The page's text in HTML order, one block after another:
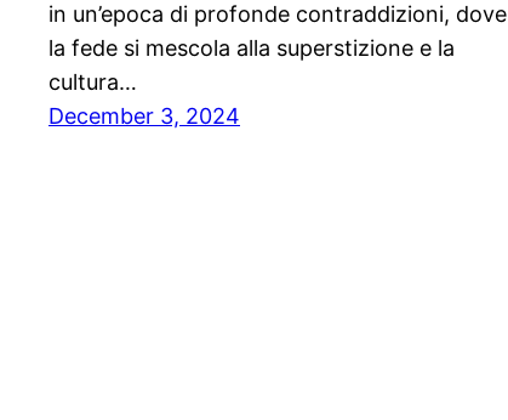
in un’epoca di profonde contraddizioni, dove
la fede si mescola alla superstizione e la
cultura…
December 3, 2024